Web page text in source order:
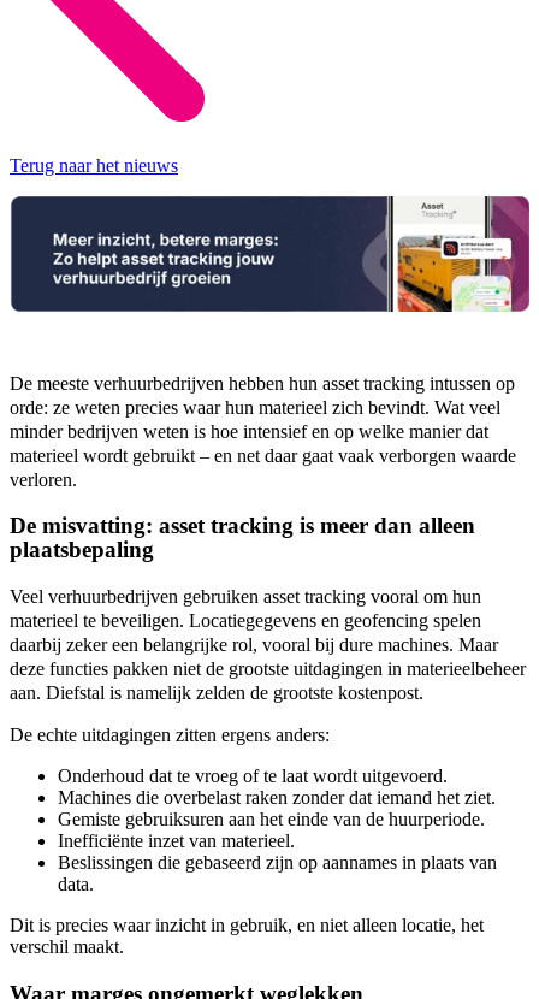
Terug naar het nieuws
De meeste verhuurbedrijven hebben hun asset tracking intussen op
orde: ze weten precies waar hun materieel zich bevindt. Wat veel
minder bedrijven weten is hoe intensief en op welke manier dat
materieel wordt gebruikt – en net daar gaat vaak verborgen waarde
verloren.
De misvatting: asset tracking is meer dan alleen
plaatsbepaling
Veel verhuurbedrijven gebruiken asset tracking vooral om hun
materieel te beveiligen. Locatiegegevens en geofencing spelen
daarbij zeker een belangrijke rol, vooral bij dure machines. Maar
deze functies pakken niet de grootste uitdagingen in materieelbeheer
aan. Diefstal is namelijk zelden de grootste kostenpost.
De echte uitdagingen zitten ergens anders:
Onderhoud dat te vroeg of te laat wordt uitgevoerd.
Machines die overbelast raken zonder dat iemand het ziet.
Gemiste gebruiksuren aan het einde van de huurperiode.
Inefficiënte inzet van materieel.
Beslissingen die gebaseerd zijn op aannames in plaats van
data.
Dit is precies waar inzicht in gebruik, en niet alleen locatie, het
verschil maakt.
Waar marges ongemerkt weglekken